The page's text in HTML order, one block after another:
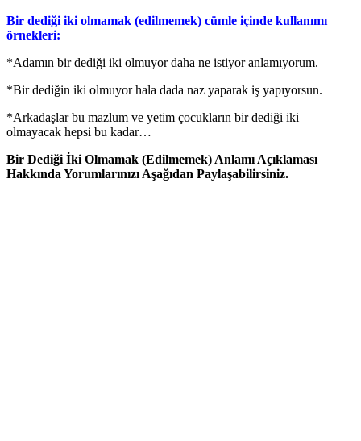
Bir dediği iki olmamak (edilmemek) cümle içinde kullanımı
örnekleri:
*Adamın bir dediği iki olmuyor daha ne istiyor anlamıyorum.
*Bir dediğin iki olmuyor hala dada naz yaparak iş yapıyorsun.
*Arkadaşlar bu mazlum ve yetim çocukların bir dediği iki
olmayacak hepsi bu kadar…
Bir Dediği İki Olmamak (Edilmemek) Anlamı Açıklaması
Hakkında Yorumlarınızı Aşağıdan Paylaşabilirsiniz.